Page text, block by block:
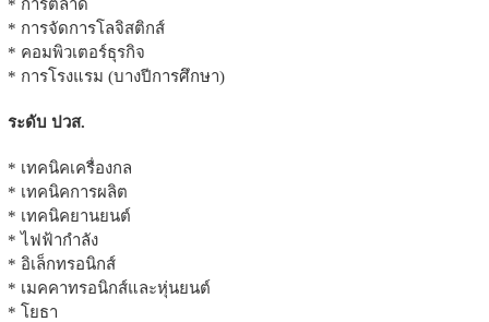
* การตลาด
* การจัดการโลจิสติกส์
* คอมพิวเตอร์ธุรกิจ
* การโรงแรม (บางปีการศึกษา)
ระดับ ปวส.
* เทคนิคเครื่องกล
* เทคนิคการผลิต
* เทคนิคยานยนต์
* ไฟฟ้ากำลัง
* อิเล็กทรอนิกส์
* เมคคาทรอนิกส์และหุ่นยนต์
* โยธา